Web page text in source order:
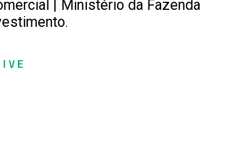
| Ministério da Fazenda